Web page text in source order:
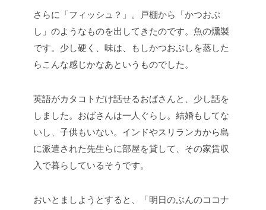
さらに「フィッシュ？」。戸棚から「かつおぶ
し」のようなものを出してきたのです。魚の燻製
です。少し硬く、味は、もしかつおぶしを蒸した
らこんな感じかなあというものでした。
英語がカタコトだけ話せるおばさんと、少し話を
しました。おばさんは一人ぐらし。結婚もしてな
いし、子供もいない。インドやスリランカから島
に派遣された先生らに部屋を貸して、その家賃収
入で暮らしているそうです。
おいとましようとすると、「明日のぶんのココナ